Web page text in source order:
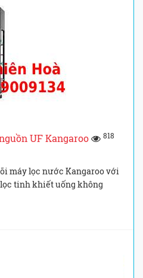
UF Kangaroo 818
máy lọc nước Kangaroo với
tinh khiết uống không